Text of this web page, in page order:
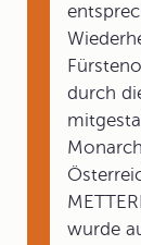
durch
wurde